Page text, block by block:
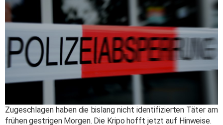
Zugeschlagen haben die bislang nicht identifizierten Täter am
frühen gestrigen Morgen. Die Kripo hofft jetzt auf Hinweise.